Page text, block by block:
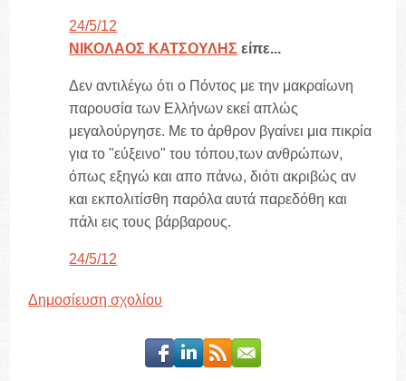
24/5/12
ΝΙΚΟΛΑΟΣ ΚΑΤΣΟΥΛΗΣ είπε...
Δεν αντιλέγω ότι ο Πόντος με την μακραίωνη
παρουσία των Ελλήνων εκεί απλώς
μεγαλούργησε. Με το άρθρον βγαίνει μια πικρία
για το "εύξεινο" του τόπου,των ανθρώπων,
όπως εξηγώ και απο πάνω, διότι ακριβώς αν
και εκπολιτίσθη παρόλα αυτά παρεδόθη και
πάλι εις τους βάρβαρους.
24/5/12
Δημοσίευση σχολίου